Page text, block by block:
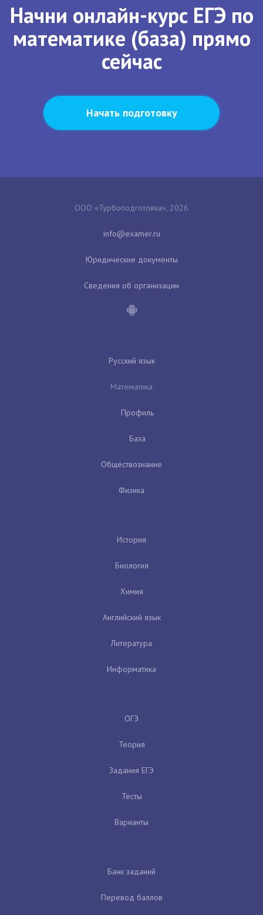
Начни онлайн-курс ЕГЭ по
математике (база) прямо
сейчас
Начать подготовку
ООО «Турбоподготовка», 2026
Юридические документы
Сведения об организации
Русский язык
Математика
Профиль
База
Обществознание
Физика
История
Биология
Химия
Английский язык
Литература
Информатика
ОГЭ
Теория
Задания ЕГЭ
Тесты
Варианты
Банк заданий
Перевод баллов